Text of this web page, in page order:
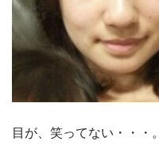
目が、笑ってない・・・。